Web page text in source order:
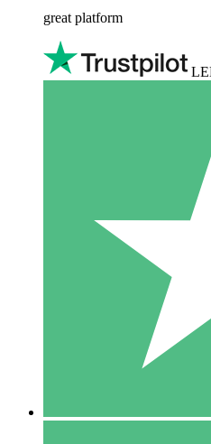
great platform